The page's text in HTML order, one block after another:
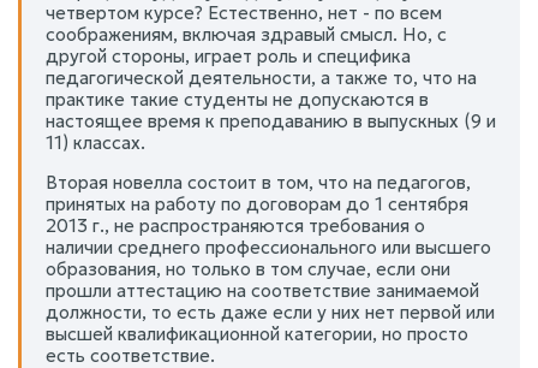
четвертом курсе? Естественно, нет - по всем
соображениям, включая здравый смысл. Но, с
другой стороны, играет роль и специфика
педагогической деятельности, а также то, что на
практике такие студенты не допускаются в
настоящее время к преподаванию в выпускных (9 и
11) классах.
Вторая новелла состоит в том, что на педагогов,
принятых на работу по договорам до 1 сентября
2013 г., не распространяются требования о
наличии среднего профессионального или высшего
образования, но только в том случае, если они
прошли аттестацию на соответствие занимаемой
должности, то есть даже если у них нет первой или
высшей квалификационной категории, но просто
есть соответствие.